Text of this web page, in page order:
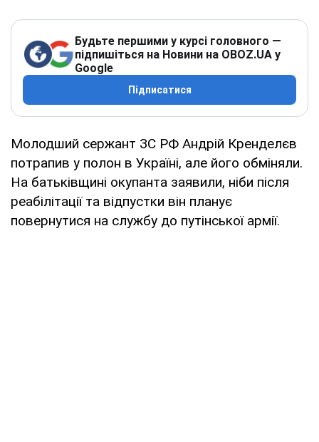
Будьте першими у курсі головного —
підпишіться на Новини на OBOZ.UA у
Google
Підписатися
Молодший сержант ЗС РФ Андрій Кренделєв
потрапив у полон в Україні, але його обміняли.
На батьківщині окупанта заявили, ніби після
реабілітації та відпустки він планує
повернутися на службу до путінської армії.